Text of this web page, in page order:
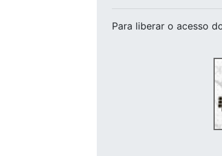
Para liberar o acesso